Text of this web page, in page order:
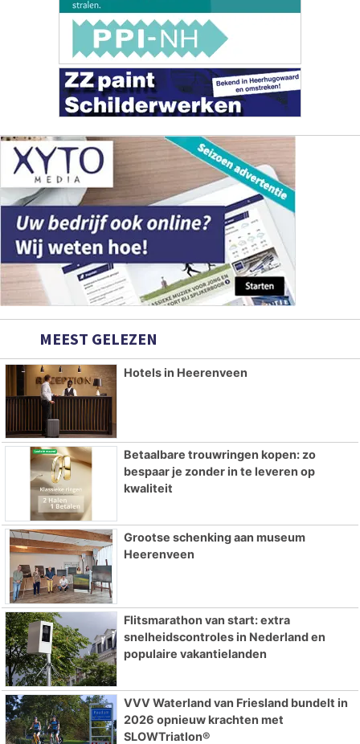
MEEST GELEZEN
Hotels in Heerenveen
Betaalbare trouwringen kopen: zo
bespaar je zonder in te leveren op
kwaliteit
Grootse schenking aan museum
Heerenveen
Flitsmarathon van start: extra
snelheidscontroles in Nederland en
populaire vakantielanden
VVV Waterland van Friesland bundelt in
2026 opnieuw krachten met
SLOWTriatlon®